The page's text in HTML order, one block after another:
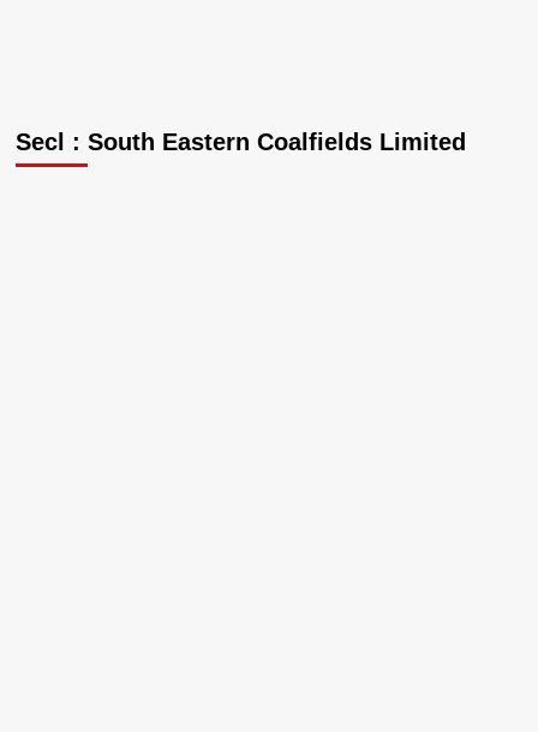
Secl : South Eastern Coalfields Limited